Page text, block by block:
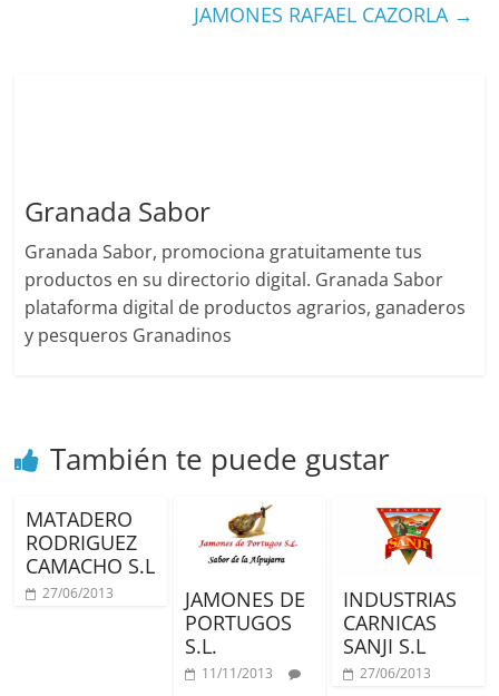
JAMONES RAFAEL CAZORLA →
Granada Sabor
Granada Sabor, promociona gratuitamente tus
productos en su directorio digital. Granada Sabor
plataforma digital de productos agrarios, ganaderos
y pesqueros Granadinos
También te puede gustar
MATADERO
RODRIGUEZ
CAMACHO S.L
27/06/2013
JAMONES DE
PORTUGOS
S.L.
11/11/2013
INDUSTRIAS
CARNICAS
SANJI S.L
27/06/2013